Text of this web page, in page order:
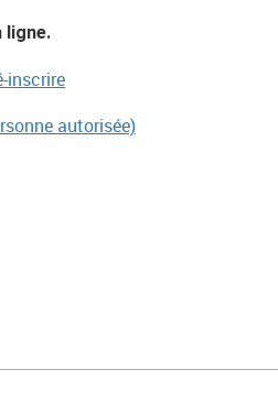
ligne.
inscrire
autorisée)